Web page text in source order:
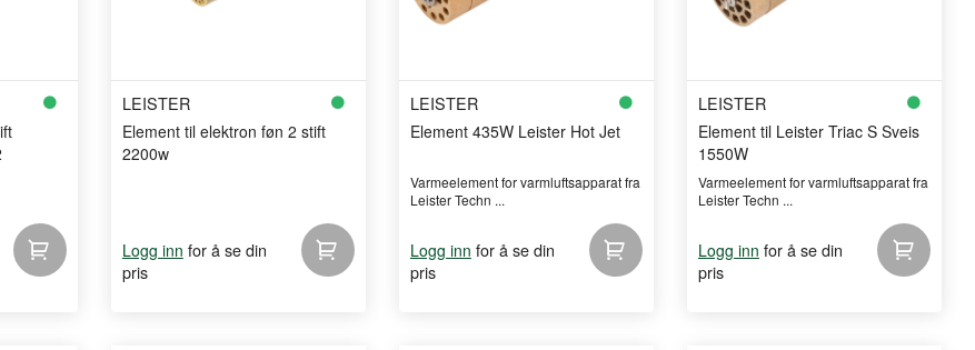
LEISTER
Element til elektron føn 2 stift
2200w
Logg inn for å se din
pris
LEISTER
Element 435W Leister Hot Jet
Varmeelement for varmluftsapparat fra
Leister Techn ...
Logg inn for å se din
pris
LEISTER
Element til Leister Triac S Sveis
1550W
Varmeelement for varmluftsapparat fra
Leister Techn ...
Logg inn for å se din
pris